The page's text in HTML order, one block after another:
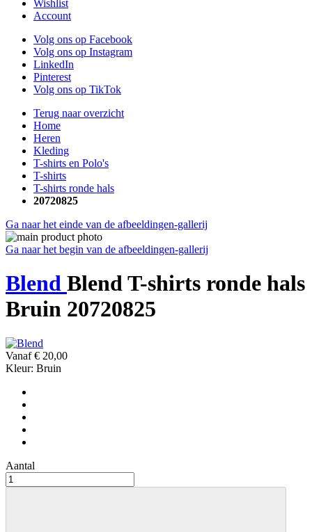
Wishlist
Account
Volg ons op Facebook
Volg ons op Instagram
LinkedIn
Pinterest
Volg ons op TikTok
Terug naar overzicht
Home
Heren
Kleding
T-shirts en Polo's
T-shirts
T-shirts ronde hals
20720825
Ga naar het einde van de afbeeldingen-gallerij
Ga naar het begin van de afbeeldingen-gallerij
Blend Blend T-shirts ronde hals
Bruin 20720825
Vanaf € 20,00
Kleur: Bruin
Aantal